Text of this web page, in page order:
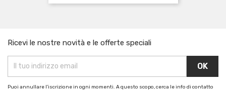
Ricevi le nostre novità e le offerte speciali
Puoi annullare l'iscrizione in ogni momenti. A questo scopo, cerca le info di contatto